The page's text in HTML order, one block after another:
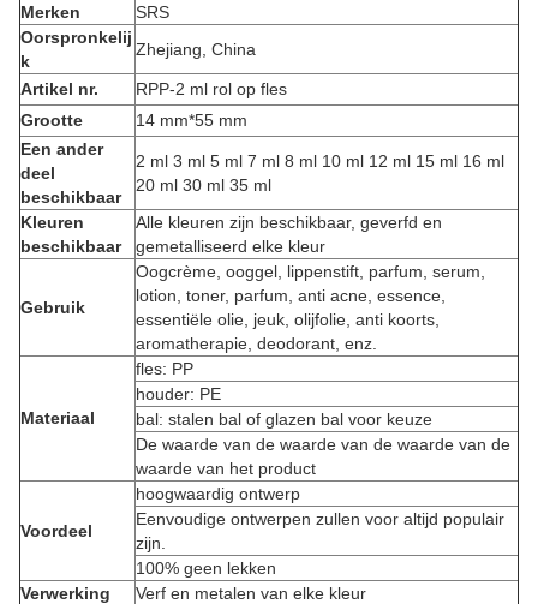
Merken
SRS
Oorspronkelij
k
Zhejiang, China
Artikel nr.
RPP-2 ml rol op fles
Grootte
14 mm*55 mm
Een ander
deel
beschikbaar
2 ml 3 ml 5 ml 7 ml 8 ml 10 ml 12 ml 15 ml 16 ml
20 ml 30 ml 35 ml
Kleuren
beschikbaar
Alle kleuren zijn beschikbaar, geverfd en
gemetalliseerd elke kleur
Gebruik
Oogcrème, ooggel, lippenstift, parfum, serum,
lotion, toner, parfum, anti acne, essence,
essentiële olie, jeuk, olijfolie, anti koorts,
aromatherapie, deodorant, enz.
Materiaal
fles: PP
houder: PE
bal: stalen bal of glazen bal voor keuze
De waarde van de waarde van de waarde van de
waarde van het product
Voordeel
hoogwaardig ontwerp
Eenvoudige ontwerpen zullen voor altijd populair
zijn.
100% geen lekken
Verwerking
Verf en metalen van elke kleur